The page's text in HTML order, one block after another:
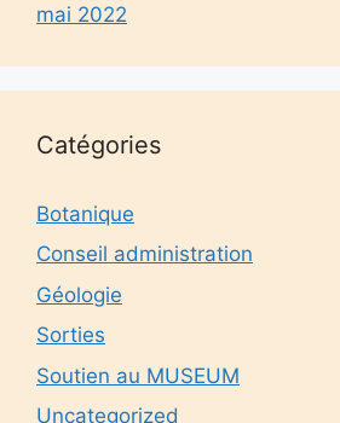
mai 2022
Catégories
Botanique
Conseil administration
Géologie
Sorties
Soutien au MUSEUM
Uncategorized